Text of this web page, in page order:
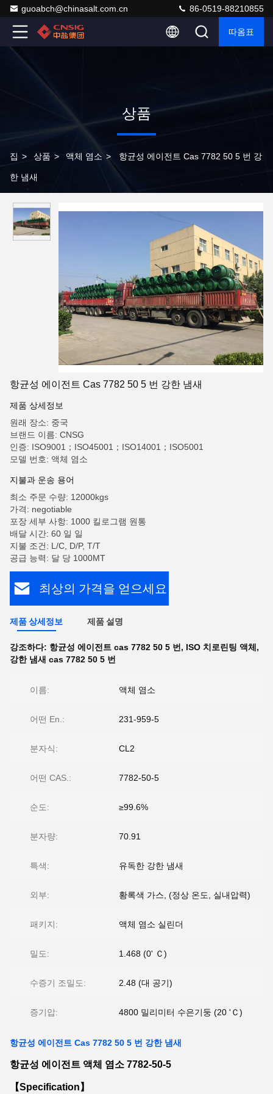
guoabch@chinasalt.com.cn 86-0519-88210855
따옴표
상품
집 > 상품 > 액체 염소 > 항균성 에이전트 Cas 7782 50 5 번 강
한 냄새
항균성 에이전트 Cas 7782 50 5 번 강한 냄새
제품 상세정보
원래 장소: 중국
브랜드 이름: CNSG
인증: ISO9001；ISO45001；ISO14001；ISO5001
모델 번호: 액체 염소
지불과 운송 용어
최소 주문 수량: 12000kgs
가격: negotiable
포장 세부 사항: 1000 킬로그램 원통
배달 시간: 60 일 일
지불 조건: L/C, D/P, T/T
공급 능력: 달 당 1000MT
최상의 가격을 얻으세요
제품 상세정보 제품 설명
강조하다: 항균성 에이전트 cas 7782 50 5 번 , ISO 치로린팅 액체 ,
강한 냄새 cas 7782 50 5 번
이름: 액체 염소
어떤 En.: 231-959-5
분자식: CL2
어떤 CAS.: 7782-50-5
순도: ≥99.6%
분자량: 70.91
특색: 유독한 강한 냄새
외부: 황록색 가스, (정상 온도, 실내압력)
패키지: 액체 염소 실린더
밀도: 1.468 (0' Ｃ)
수증기 조밀도: 2.48 (대 공기)
증기압: 4800 밀리미터 수은기둥 (20 'Ｃ)
항균성 에이전트 Cas 7782 50 5 번 강한 냄새
항균성 에이전트 액체 염소 7782-50-5
【Specification】